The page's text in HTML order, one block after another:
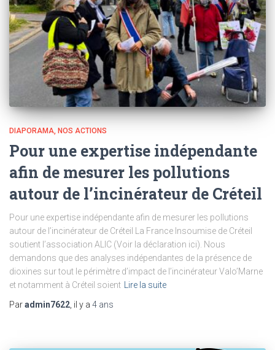
DIAPORAMA NOS ACTIONS
Pour une expertise indépendante
afin de mesurer les pollutions
autour de l’incinérateur de Créteil
Pour une expertise indépendante afin de mesurer les pollutions
autour de l’incinérateur de Créteil La France Insoumise de Créteil
soutient l’association ALIC (Voir la déclaration ici). Nous
demandons que des analyses indépendantes de la présence de
dioxines sur tout le périmètre d’impact de l’incinérateur Valo’Marne
et notamment à Créteil soient
Lire la suite
Paradmin7622 , il y a 4 ans